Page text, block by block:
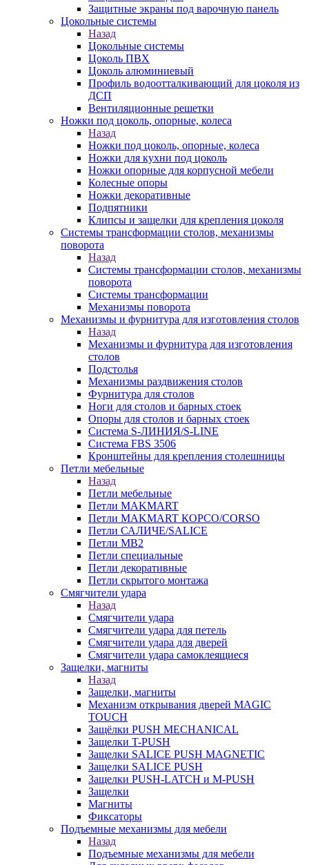
Защитные экраны под варочную панель
Цокольные системы
Назад
Цокольные системы
Цоколь ПВХ
Цоколь алюминиевый
Профиль водоотталкивающий для цоколя из
ДСП
Вентиляционные решетки
Ножки под цоколь, опорные, колеса
Назад
Ножки под цоколь, опорные, колеса
Ножки для кухни под цоколь
Ножки опорные для корпусной мебели
Колесные опоры
Ножки декоративные
Подпятники
Клипсы и защелки для крепления цоколя
Системы трансформации столов, механизмы
поворота
Назад
Системы трансформации столов, механизмы
поворота
Системы трансформации
Механизмы поворота
Механизмы и фурнитура для изготовления столов
Назад
Механизмы и фурнитура для изготовления
столов
Подстолья
Механизмы раздвижения столов
Фурнитура для столов
Ноги для столов и барных стоек
Опоры для столов и барных стоек
Система S-ЛИНИЯ/S-LINE
Система FBS 3506
Кронштейны для крепления столешницы
Петли мебельные
Назад
Петли мебельные
Петли MAKMART
Петли MAKMART КОРСО/CORSO
Петли САЛИЧЕ/SALICE
Петли MB2
Петли специальные
Петли декоративные
Петли скрытого монтажа
Смягчители удара
Назад
Смягчители удара
Смягчители удара для петель
Смягчители удара для дверей
Cмягчители удара самоклеящиеся
Защелки, магниты
Назад
Защелки, магниты
Механизм открывания дверей MAGIC
TOUCH
Защёлки PUSH MECHANICAL
Защелки T-PUSH
Защелки SALICE PUSH MAGNETIC
Защелки SALICE PUSH
Защелки PUSH-LATCH и M-PUSH
Защелки
Магниты
Фиксаторы
Подъемные механизмы для мебели
Назад
Подъемные механизмы для мебели